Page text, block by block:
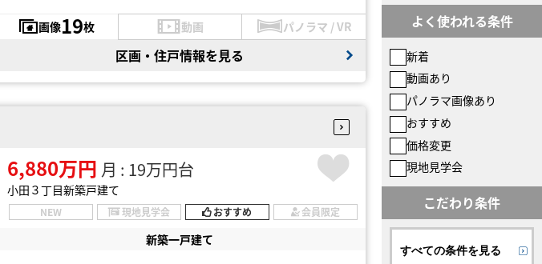
画像19枚 動画 パノラマ / VR
区画・住戸情報を見る
6,880万円 月 : 19万円台
小田３丁目新築戸建て
NEW 現地見学会 おすすめ 会員限定
新築一戸建て
よく使われる条件
新着
動画あり
パノラマ画像あり
おすすめ
価格変更
現地見学会
こだわり条件
すべての条件を見る